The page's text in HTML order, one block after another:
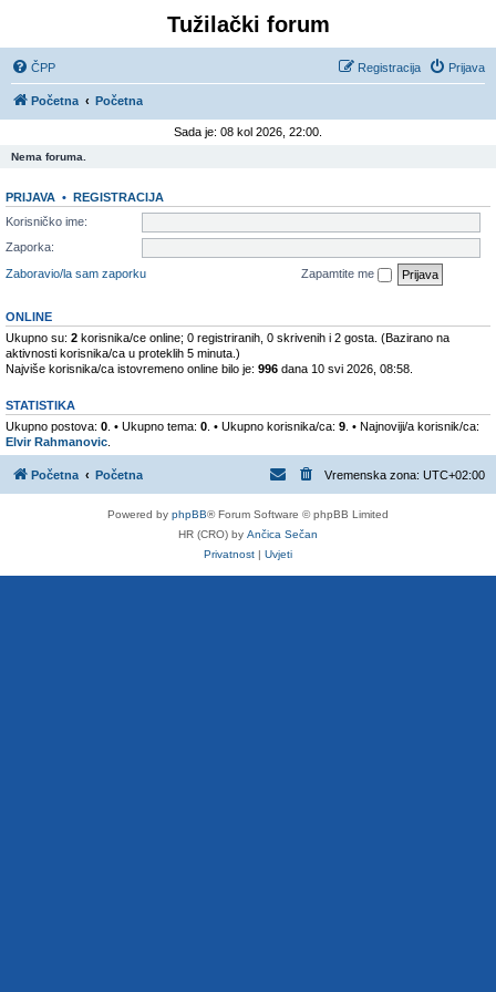
Tužilački forum
ČPP Prijava
Registracija
Početna Početna
Sada je: 08 kol 2026, 22:00.
Nema foruma.
PRIJAVA • REGISTRACIJA
Korisničko ime:
Zaporka:
Zaboravio/la sam zaporku
Zapamtite me
ONLINE
Ukupno su: 2 korisnika/ce online; 0 registriranih, 0 skrivenih i 2 gosta. (Bazirano na
aktivnosti korisnika/ca u proteklih 5 minuta.)
Najviše korisnika/ca istovremeno online bilo je: 996 dana 10 svi 2026, 08:58.
STATISTIKA
Ukupno postova: 0 . • Ukupno tema: 0 . • Ukupno korisnika/ca: 9 . • Najnoviji/a korisnik/ca:
Elvir Rahmanovic
Početna Početna Vremenska zona: UTC+02:00
Powered by phpBB® Forum Software © phpBB Limited
HR (CRO) by Ančica Sečan
Privatnost | Uvjeti